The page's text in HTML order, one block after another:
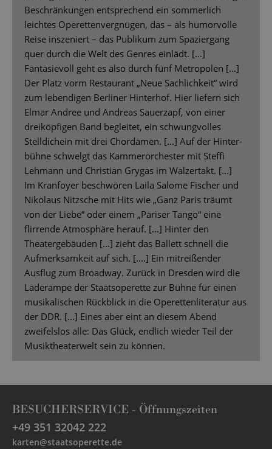
Beschränkungen entsprechend ein sommerlich
leichtes Operettenvergnügen, das – als humorvolle
Reise inszeniert – das Publikum zum Spaziergang
quer durch die Welt des Genres einlädt. [...]
Fantasievoll geht es also durch fünf Metropolen [...]
Der Platz vorm Restaurant „Neue Sachlichkeit“ wird
zum lebendigen Berliner Hinterhof. Hier liefern sich
Elmar Andree und Andreas Sauerzapf, von einer
dreiköpfigen Band begleitet, ein schwungvolles
Stelldichein mit drei Chordamen. [...] Auf der Hinter-
bühne schwelgt das Kammerorchester mit Steffi
Lehmann und Christian Grygas im Walzertakt. [...]
Im Kranfoyer beschwören Laila Salome Fischer und
Nikolaus Nitzsche mit Hits wie „Ganz Paris träumt
von der Liebe“ oder einem „Pariser Tango“ eine
flirrende Atmosphäre herauf. [...] Hinter den
Theatergebäuden [...] zieht das Ballett schnell die
Aufmerksamkeit auf sich. [....] Ein mitreißender
Ausflug zum Broadway. Zurück in Dresden wird die
Laderampe der Staatsoperette zur Bühne für einen
musikalischen Rückblick in die Operettenliteratur aus
der DDR. [...] Eines aber eint an diesem Abend
zweifelslos alle: Das Glück, endlich wieder Teil der
Musiktheaterwelt sein zu können.
BESUCHERSERVICE - Öffnungszeiten
+49 351 32042 222
karten@staatsoperette.de